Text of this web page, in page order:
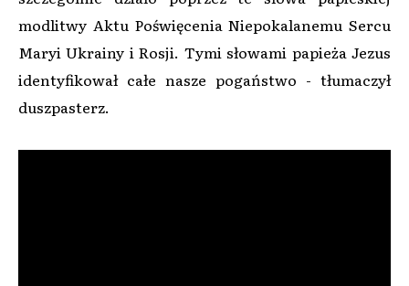
modlitwy Aktu Poświęcenia Niepokalanemu Sercu
Maryi Ukrainy i Rosji. Tymi słowami papieża Jezus
identyfikował całe nasze pogaństwo - tłumaczył
duszpasterz.